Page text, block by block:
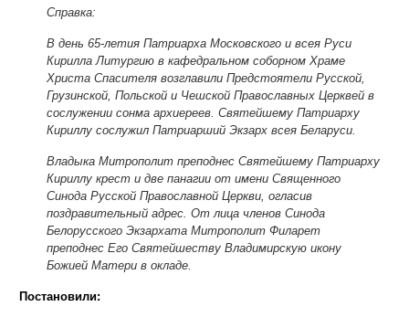
Справка:
В день 65-летия Патриарха Московского и всея Руси
Кирилла Литургию в кафедральном соборном Храме
Христа Спасителя возглавили Предстоятели Русской,
Грузинской, Польской и Чешской Православных Церквей в
сослужении сонма архиереев. Святейшему Патриарху
Кириллу сослужил Патриарший Экзарх всея Беларуси.
Владыка Митрополит преподнес Святейшему Патриарху
Кириллу крест и две панагии от имени Священного
Синода Русской Православной Церкви, огласив
поздравительный адрес. От лица членов Синода
Белорусского Экзархата Митрополит Филарет
преподнес Его Святейшеству Владимирскую икону
Божией Матери в окладе.
Постановили: